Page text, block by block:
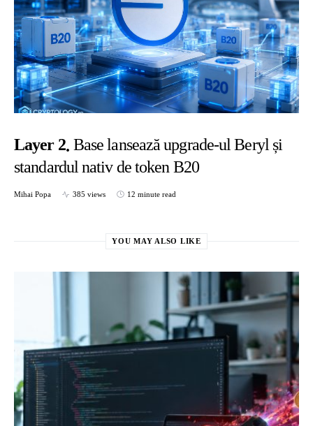
Layer 2 Base lansează upgrade-ul Beryl și
standardul nativ de token B20
Mihai Popa 385 views 12 minute read
YOU MAY ALSO LIKE